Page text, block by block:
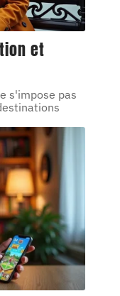
et
s'impose pas